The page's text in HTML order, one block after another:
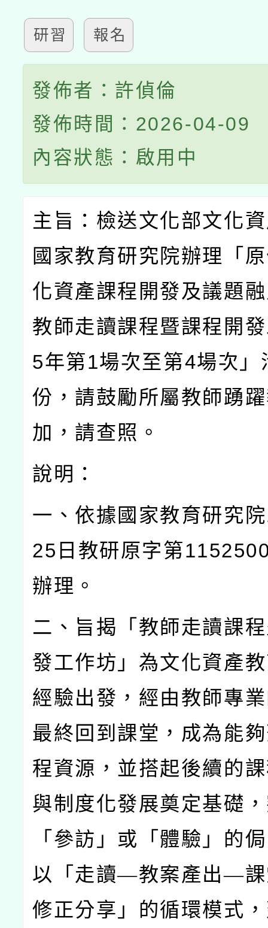
研習 報名
發佈者：許偵倫
發佈時間：2026-04-09
內容狀態：啟用中
主旨：檢送文化部文化
國家教育研究院辦理「
化資產課程開發及議題
教師走讀課程暨課程開
5年第1場次至第4場次」
份，請鼓勵所屬教師踴
加，請查照。
說明：
一、依據國家教育研究院
25 日教研原字第
辦理。
二、旨揭「教師走讀課
發工作坊」為文化資產
經驗出發，經由教師專
最終回到課堂，成為能
程資源，並搭起後續的
與制度化發展奠定基礎
「參訪」或「體驗」的
以「走讀—教案產出—
修正分享」的循環模式